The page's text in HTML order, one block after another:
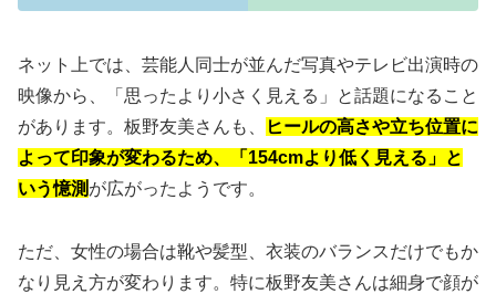
ネット上では、芸能人同士が並んだ写真やテレビ出演時の
映像から、「思ったより小さく見える」と話題になること
があります。板野友美さんも、
ヒールの高さや立ち位置に
よって印象が変わるため、「154cmより低く見える」と
いう憶測 が広がったようです。
ただ、女性の場合は靴や髪型、衣装のバランスだけでもか
なり見え方が変わります。特に板野友美さんは細身で顔が